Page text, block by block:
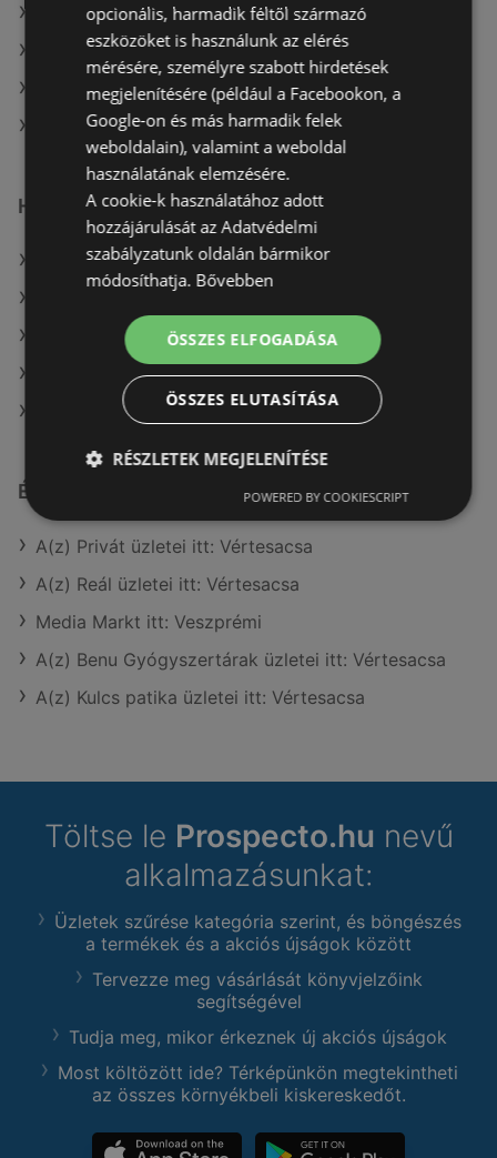
A(z) Tesco aktuális akciós újságjai
A(z) Coop aktuális akciós újságjai
A(z) ALDI aktuális akciós újságjai
A(z) Spar üzletei itt: Sopron-Fertődi
Hasonló kiskereskedők
A(z) Metro ajánlatai
A(z) Coop ajánlatai
A(z) Interspar ajánlatai
A(z) Lidl ajánlatai
Érdeklődésre számot tartó elemek itt:
A(z) Privát üzletei itt: Vértesacsa
A(z) Reál üzletei itt: Vértesacsa
Media Markt itt: Veszprémi
A(z) Benu Gyógyszertárak üzletei itt: Vértesacsa
A(z) Kulcs patika üzletei itt: Vértesacsa
Töltse le Prospecto.hu nevű
alkalmazásunkat:
Üzletek szűrése kategória szerint, és böngészés
a termékek és a akciós újságok között
Tervezze meg vásárlását könyvjelzőink
segítségével
Tudja meg, mikor érkeznek új akciós újságok
Most költözött ide? Térképünkön megtekintheti
az összes környékbeli kiskereskedőt.
opcionális, harmadik féltől származó
eszközöket is használunk az elérés
mérésére, személyre szabott hirdetések
megjelenítésére (például a Facebookon, a
Google-on és más harmadik felek
weboldalain), valamint a weboldal
használatának elemzésére.
A cookie-k használatához adott
hozzájárulását az Adatvédelmi
szabályzatunk oldalán bármikor
módosíthatja. Bővebben
ÖSSZES ELFOGADÁSA
ÖSSZES ELUTASÍTÁSA
RÉSZLETEK MEGJELENÍTÉSE
POWERED BY COOKIESCRIPT